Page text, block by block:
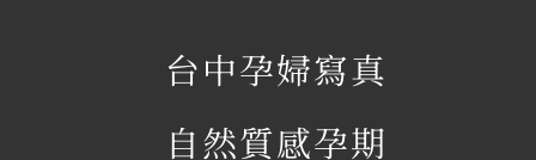
台中孕婦寫真
自然質感孕期